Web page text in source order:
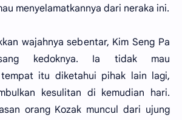
menyelamatkannya dari neraka ini.
wajahnya sebentar, Kim Seng Pa
kedoknya. Ia tidak mau
itu diketahui pihak lain lagi,
kesulitan di kemudian hari.
orang Kozak muncul dari ujung